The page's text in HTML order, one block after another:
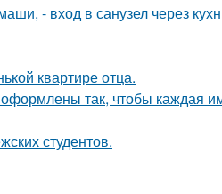
- вход в санузел через
квартире отца.
так, чтобы каждая
студентов.